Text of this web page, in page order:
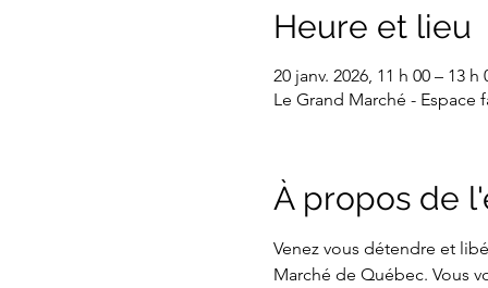
Heure et lieu
20 janv. 2026, 11 h 00 – 13 h
Le Grand Marché - Espace
À propos de
Venez vous détendre et
Marché de Québec. Vous